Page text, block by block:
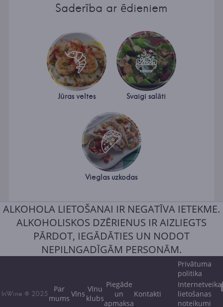
Saderība ar ēdieniem
Jūras veltes Svaigi salāti
Vieglas uzkodas
ALKOHOLA LIETOŠANAI IR NEGATĪVA IETEKME.
ALKOHOLISKOS DZĒRIENUS IR AIZLIEGTS
PĀRDOT, IEGĀDĀTIES UN NODOT
NEPILNGADĪGĀM PERSONĀM.
InWine © 2025
Par
mums Vīns Vīnu
klubs
Piegāde
un
apmaksa
Kontakti
Privātuma
politika
lietošanas
noteikumi